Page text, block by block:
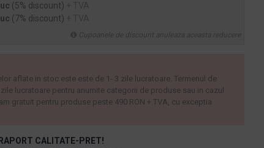
(5% discount)
(7% discount)
CALITATE-PRET!
aflate in stoc este este de 1- 3 zile lucratoare. Termenul de
lucratoare pentru anumite categorii de produse sau in cazul
gratuit pentru produse peste 490 RON + TVA, cu exceptia